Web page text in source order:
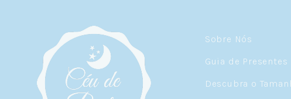
Sobre Nós
Guia de Presentes
Descubra o